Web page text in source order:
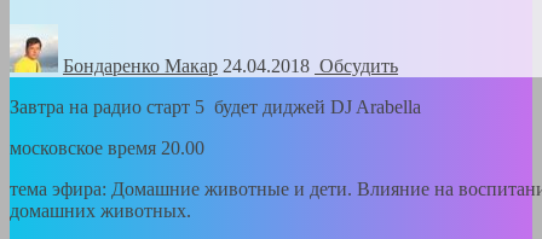
Бондаренко Mакар 24.04.2018 Обсудить
Завтра на радио старт 5 будет диджей DJ Arabella
московское время 20.00
тема эфира: Домашние животные и дети. Влияние на
домашних животных.